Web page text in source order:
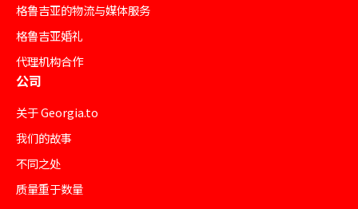
格鲁吉亚的物流与媒体服务
格鲁吉亚婚礼
代理机构合作
公司
关于 Georgia.to
我们的故事
不同之处
质量重于数量